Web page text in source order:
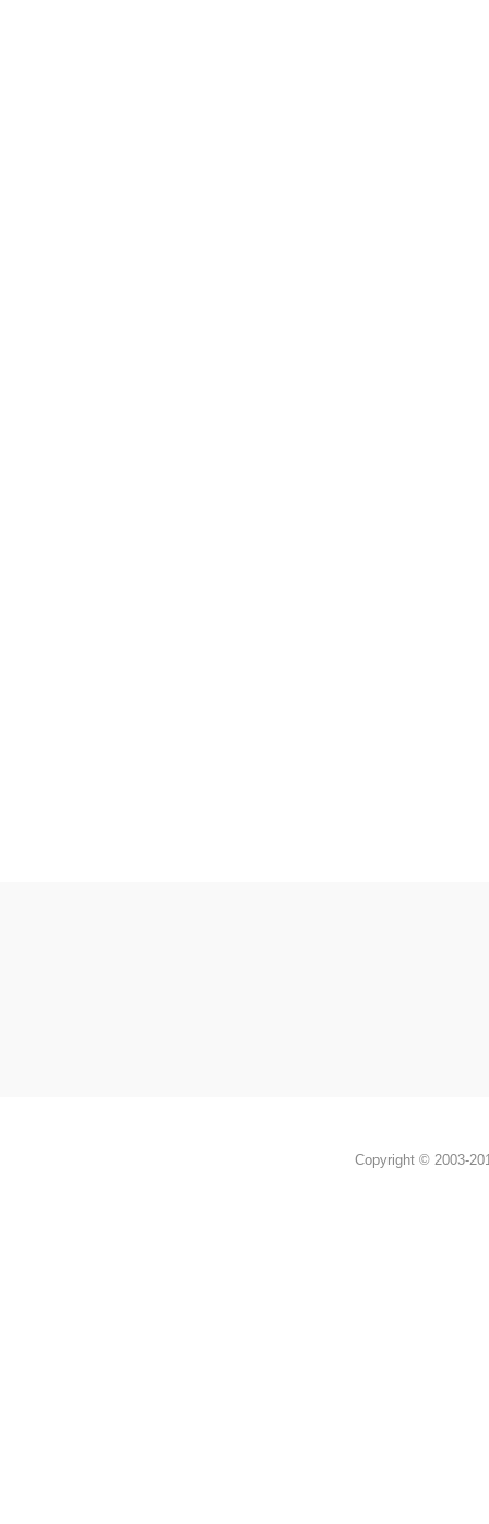
Copyright © 2003-